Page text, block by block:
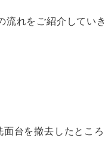
れをご紹介していき
面台を撤去したとこ